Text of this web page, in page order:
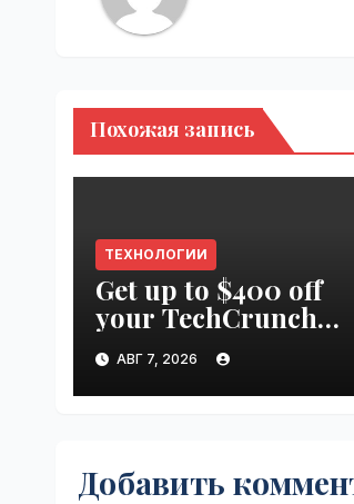
Похожая запись
ТЕХНОЛОГИИ
Get up to $400 off
your TechCrunch
Disrupt 2026 pass
until tomorrow |
VseTime.ru
АВГ 7, 2026
Добавить